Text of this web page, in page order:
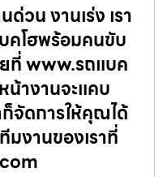
ด่วน งานเร่ง เรา
คโฮพร้อมคนขับ
ที่ www.รถแบค
น้างานจะแคบ
ก็จัดการให้คุณได้
มงานของเราที่